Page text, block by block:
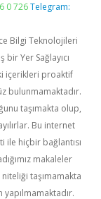
0 726 Telegram:
Bilgi Teknolojileri
Yer Sağlayıcı
içerikleri proaktif
bulunmamaktadır.
taşımakta olup,
Bu internet
ile hiçbir bağlantısı
makaleler
taşımamakta
yapılmamaktadır.